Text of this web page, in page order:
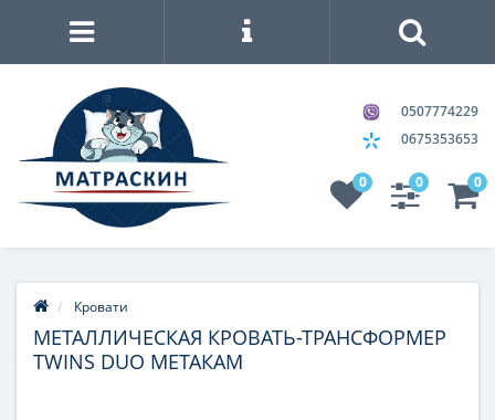
0507774229
0675353653
0 0 0
Кровати
МЕТАЛЛИЧЕСКАЯ КРОВАТЬ-ТРАНСФОРМЕР
TWINS DUO МЕТАКАМ